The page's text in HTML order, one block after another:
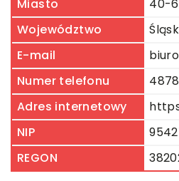
Miasto
40-
Województwo
E-mail
Numer telefonu
Adres internetowy
NIP
REGON